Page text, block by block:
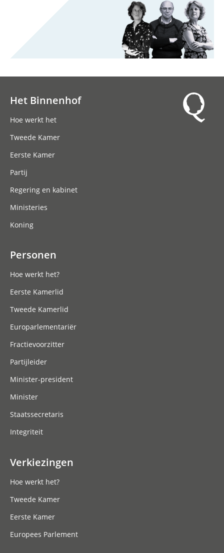
Het Binnenhof
Hoe werkt het
Tweede Kamer
Eerste Kamer
Partij
Regering en kabinet
Ministeries
Koning
Personen
Hoe werkt het?
Eerste Kamerlid
Tweede Kamerlid
Europarlementariër
Fractievoorzitter
Partijleider
Minister-president
Minister
Staatssecretaris
Integriteit
Verkiezingen
Hoe werkt het?
Tweede Kamer
Eerste Kamer
Europees Parlement